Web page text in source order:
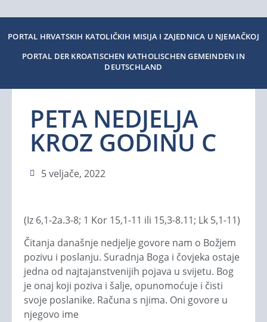
PORTAL HRVATSKIH KATOLIČKIH MISIJA I ZAJEDNICA U NJEMAČKOJ
PORTAL DER KROATISCHEN KATHOLISCHEN GEMEINDEN IN
DEUTSCHLAND
PETA NEDJELJA
KROZ GODINU C
5 veljače, 2022
(Iz 6,1-2a.3-8; 1 Kor 15,1-11 ili 15,3-8.11; Lk 5,1-11)
Čitanja današnje nedjelje govore nam o Božjem
pozivu i poslanju. Suradnja Boga i čovjeka ostaje
jedna od najtajanstvenijih pojava u svijetu. Bog
je onaj koji poziva i šalje, opunomoćuje i čisti
svoje poslanike. Računa s njima. Oni govore u
njegovo ime